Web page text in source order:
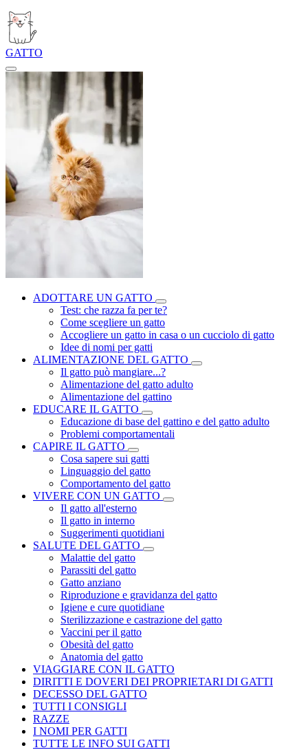
GATTO
ADOTTARE UN GATTO
Test: che razza fa per te?
Come scegliere un gatto
Accogliere un gatto in casa o un cucciolo di gatto
Idee di nomi per gatti
ALIMENTAZIONE DEL GATTO
Il gatto può mangiare...?
Alimentazione del gatto adulto
Alimentazione del gattino
EDUCARE IL GATTO
Educazione di base del gattino e del gatto adulto
Problemi comportamentali
CAPIRE IL GATTO
Cosa sapere sui gatti
Linguaggio del gatto
Comportamento del gatto
VIVERE CON UN GATTO
Il gatto all'esterno
Il gatto in interno
Suggerimenti quotidiani
SALUTE DEL GATTO
Malattie del gatto
Parassiti del gatto
Gatto anziano
Riproduzione e gravidanza del gatto
Igiene e cure quotidiane
Sterilizzazione e castrazione del gatto
Vaccini per il gatto
Obesità del gatto
Anatomia del gatto
VIAGGIARE CON IL GATTO
DIRITTI E DOVERI DEI PROPRIETARI DI GATTI
DECESSO DEL GATTO
TUTTI I CONSIGLI
RAZZE
I NOMI PER GATTI
TUTTE LE INFO SUI GATTI